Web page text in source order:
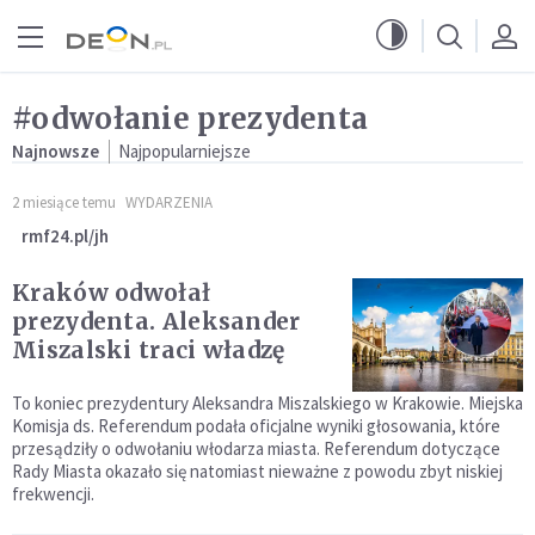
#odwołanie prezydenta
Najnowsze Najpopularniejsze
2 miesiące temu WYDARZENIA
rmf24.pl/jh
Kraków odwołał
prezydenta. Aleksander
Miszalski traci władzę
To koniec prezydentury Aleksandra Miszalskiego w Krakowie. Miejska
Komisja ds. Referendum podała oficjalne wyniki głosowania, które
przesądziły o odwołaniu włodarza miasta. Referendum dotyczące
Rady Miasta okazało się natomiast nieważne z powodu zbyt niskiej
frekwencji.